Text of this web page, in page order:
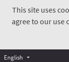
This site uses
agree to our use
English